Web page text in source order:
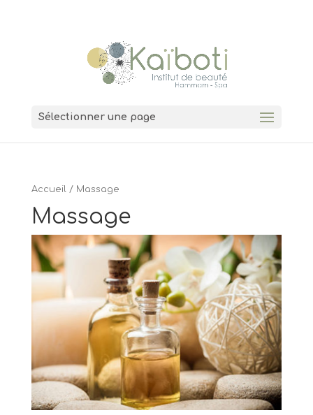
Sélectionner une page
Accueil/ Massage
Massage